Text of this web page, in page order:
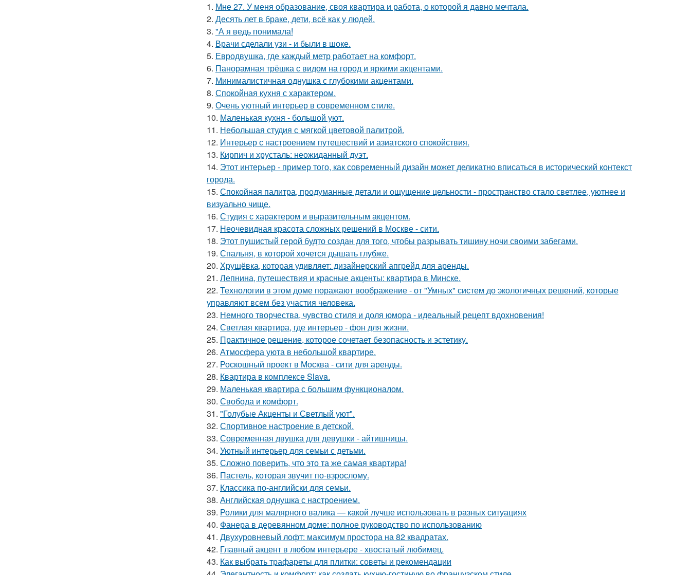
1. Мне 27. У меня образование, своя квартира и работа, о которой я давно мечтала.
2. Десять лет в браке, дети, всё как у людей.
3. "А я ведь понимала!
4. Врачи сделали узи - и были в шоке.
5. Евродвушка, где каждый метр работает на комфорт.
6. Панорамная трёшка с видом на город и яркими акцентами.
7. Минималистичная однушка с глубокими акцентами.
8. Спокойная кухня с характером.
9. Очень уютный интерьер в современном стиле.
10. Маленькая кухня - большой уют.
11. Небольшая студия с мягкой цветовой палитрой.
12. Интерьер с настроением путешествий и азиатского спокойствия.
13. Кирпич и хрусталь: неожиданный дуэт.
14. Этот интерьер - пример того, как современный дизайн может деликатно вписаться в исторический контекст
города.
15. Спокойная палитра, продуманные детали и ощущение цельности - пространство стало светлее, уютнее и
визуально чище.
16. Студия с характером и выразительным акцентом.
17. Неочевидная красота сложных решений в Москве - сити.
18. Этот пушистый герой будто создан для того, чтобы разрывать тишину ночи своими забегами.
19. Спальня, в которой хочется дышать глубже.
20. Хрущёвка, которая удивляет: дизайнерский апгрейд для аренды.
21. Лепнина, путешествия и красные акценты: квартира в Минске.
22. Технологии в этом доме поражают воображение - от "Умных" систем до экологичных решений, которые
управляют всем без участия человека.
23. Немного творчества, чувство стиля и доля юмора - идеальный рецепт вдохновения!
24. Светлая квартира, где интерьер - фон для жизни.
25. Практичное решение, которое сочетает безопасность и эстетику.
26. Атмосфера уюта в небольшой квартире.
27. Роскошный проект в Москва - сити для аренды.
28. Квартира в комплексе Slava.
29. Маленькая квартира с большим функционалом.
30. Свобода и комфорт.
31. "Голубые Акценты и Светлый уют".
32. Спортивное настроение в детской.
33. Современная двушка для девушки - айтишницы.
34. Уютный интерьер для семьи с детьми.
35. Сложно поверить, что это та же самая квартира!
36. Пастель, которая звучит по-взрослому.
37. Классика по-английски для семьи.
38. Английская однушка с настроением.
39. Ролики для малярного валика — какой лучше использовать в разных ситуациях
40. Фанера в деревянном доме: полное руководство по использованию
41. Двухуровневый лофт: максимум простора на 82 квадратах.
42. Главный акцент в любом интерьере - хвостатый любимец.
43. Как выбрать трафареты для плитки: советы и рекомендации